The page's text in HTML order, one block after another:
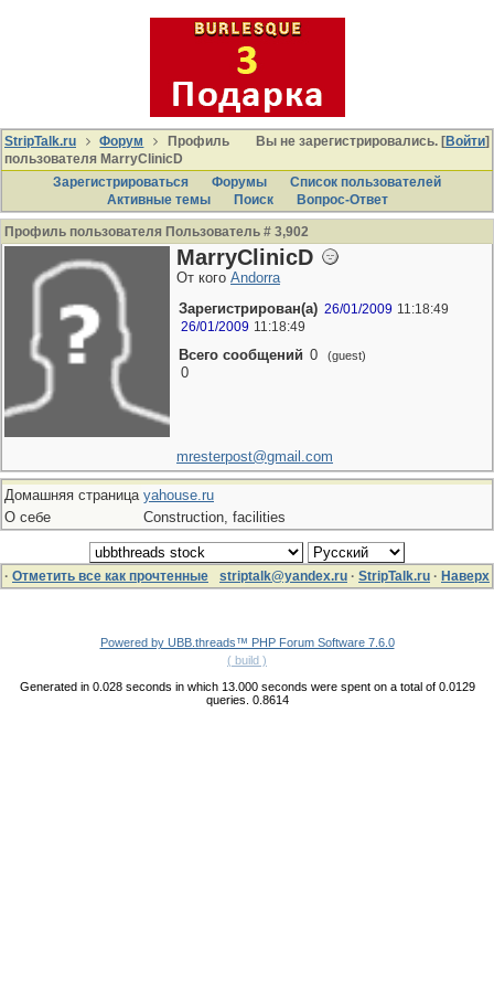
Вы не зарегистрировались. [Войти]
StripTalk.ru Форум
Профиль
пользователя MarryClinicD
Зарегистрироваться
Форумы
Список пользователей
Активные темы
Поиcк Вопрос-Ответ
Профиль пользователя Пользователь # 3,902
MarryClinicD
От кого Andorra
Зарегистрирован(а) 26/01/2009 11:18:49
26/01/2009 11:18:49
Всего сообщений 0 (guest)
0
mresterpost@gmail.com
Домашняя страница yahouse.ru
О себе
Construction, facilities
· Отметить все как прочтенные striptalk@yandex.ru · StripTalk.ru · Наверх
Powered by UBB.threads™ PHP Forum Software 7.6.0
( build )
Generated in 0.028 seconds in which 13.000 seconds were spent on a total of 0.0129
queries. 0.8614